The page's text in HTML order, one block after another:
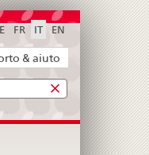
& aiuto
FR IT EN